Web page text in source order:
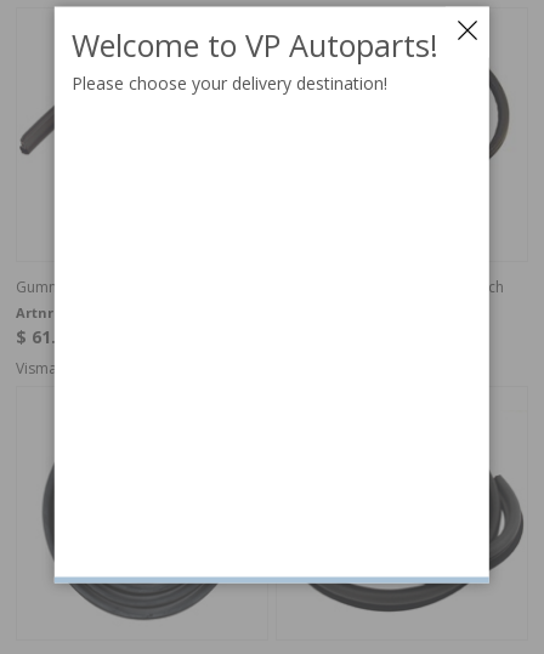
Gummilist Bakruta 1800ES
Artnr:
$ 61.51
Visma ID=8. 4-6 weeks (fd. 14-30 da
Gummilist Bakruta 1800S/E 64- ch
Welcome to VP Autoparts!
Please choose your delivery destination!